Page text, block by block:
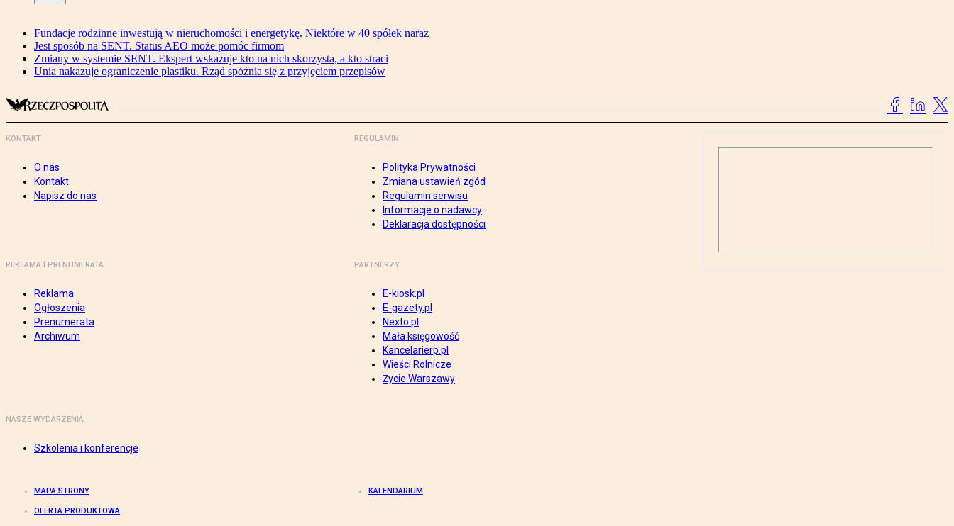
Fundacje rodzinne inwestują w nieruchomości i energetykę. Niektóre w 40 spółek naraz
Jest sposób na SENT. Status AEO może pomóc firmom
Zmiany w systemie SENT. Ekspert wskazuje kto na nich skorzysta, a kto straci
Unia nakazuje ograniczenie plastiku. Rząd spóźnia się z przyjęciem przepisów
KONTAKT
O nas
Kontakt
Napisz do nas
REGULAMIN
Polityka Prywatności
Zmiana ustawień zgód
Regulamin serwisu
Informacje o nadawcy
Deklaracja dostępności
REKLAMA I PRENUMERATA
Reklama
Ogłoszenia
Prenumerata
Archiwum
PARTNERZY
E-kiosk.pl
E-gazety.pl
Nexto.pl
Mała księgowość
Kancelarierp.pl
Wieści Rolnicze
Życie Warszawy
NASZE WYDARZENIA
Szkolenia i konferencje
MAPA STRONY KALENDARIUM
OFERTA PRODUKTOWA